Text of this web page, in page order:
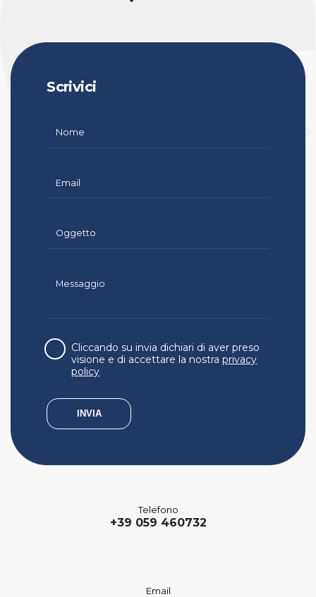
Scrivici
Cliccando su invia dichiari di aver preso
visione e di accettare la nostraprivacy
policy
Telefono
+39 059 460732
Email